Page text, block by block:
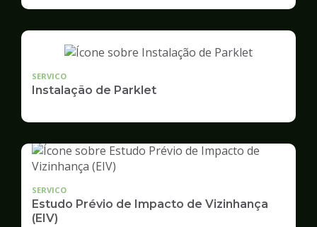
SERVICO
Instalação de Parklet
SERVICO
Estudo Prévio de Impacto de Vizinhança
(EIV)